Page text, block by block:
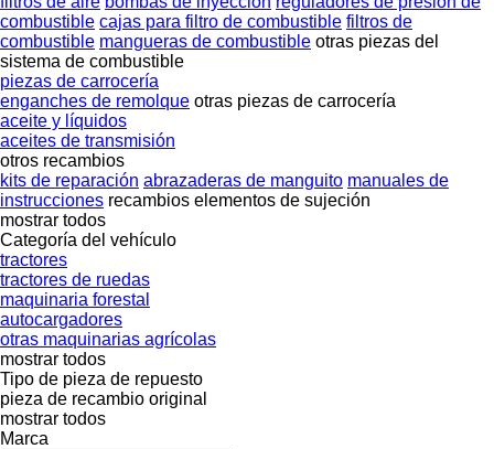
combustible cajas para filtro de combustible filtros de
combustible mangueras de combustible otras piezas del
sistema de combustible
piezas de carrocería
enganches de remolque otras piezas de carrocería
aceite y líquidos
aceites de transmisión
otros recambios
kits de reparación abrazaderas de manguito manuales de
instrucciones recambios elementos de sujeción
mostrar todos
Categoría del vehículo
tractores
tractores de ruedas
maquinaria forestal
autocargadores
otras maquinarias agrícolas
mostrar todos
Tipo de pieza de repuesto
pieza de recambio original
mostrar todos
Marca